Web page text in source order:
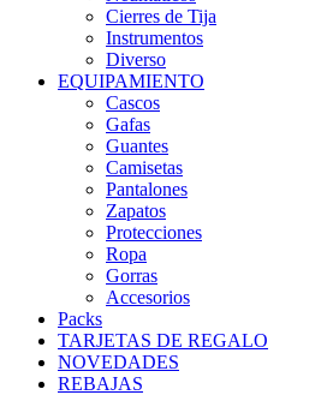
Cierres de Tija
Instrumentos
Diverso
EQUIPAMIENTO
Cascos
Gafas
Guantes
Camisetas
Pantalones
Zapatos
Protecciones
Ropa
Gorras
Accesorios
Packs
TARJETAS DE REGALO
NOVEDADES
REBAJAS